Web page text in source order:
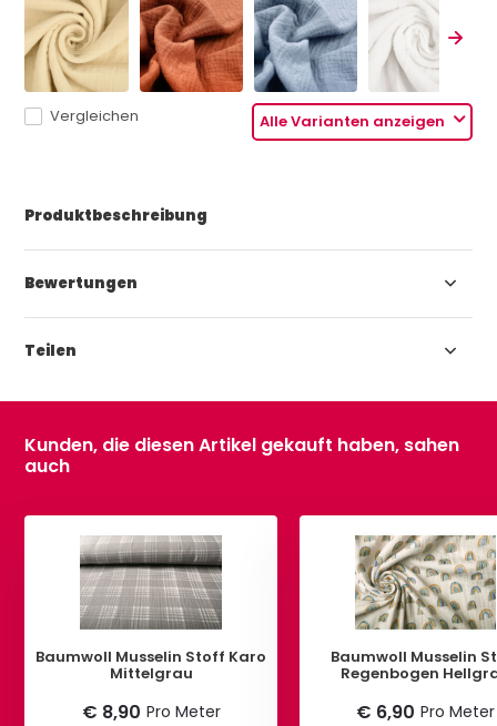
Alle Varianten anzeigen
Vergleichen
Produktbeschreibung
Bewertungen
Teilen
Kunden, die diesen Artikel gekauft haben, sahen
auch
Baumwoll Musselin Stoff Karo
Mittelgrau
€ 8,90 Pro Meter
Baumwoll Musselin
Regenbogen
€ 6,90 Pro Meter